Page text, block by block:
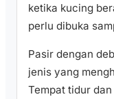
ketika kucing
perlu dibuka
Pasir dengan
jenis yang
Tempat tidur